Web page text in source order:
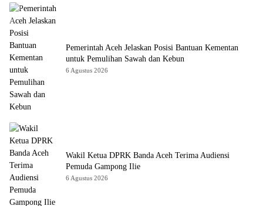
Pemerintah Aceh Jelaskan Posisi Bantuan Kementan
untuk Pemulihan Sawah dan Kebun
6 Agustus 2026
Wakil Ketua DPRK Banda Aceh Terima Audiensi
Pemuda Gampong Ilie
6 Agustus 2026